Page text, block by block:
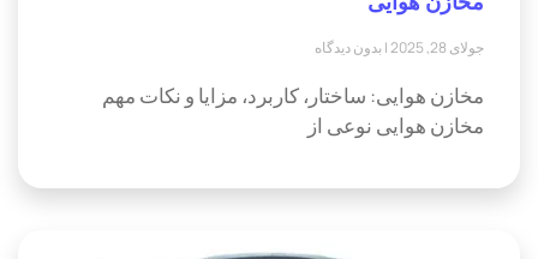
جولای 28, 2025 بدون دیدگاه
مخازن هوایی: ساختار، کاربرد، مزایا و نکات مهم
مخازن هوایی نوعی از